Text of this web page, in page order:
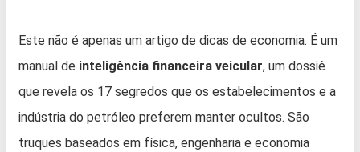
Este não é apenas um artigo de dicas de economia. É um
manual de inteligência financeira veicular, um dossiê
que revela os 17 segredos que os estabelecimentos e a
indústria do petróleo preferem manter ocultos. São
truques baseados em física, engenharia e economia